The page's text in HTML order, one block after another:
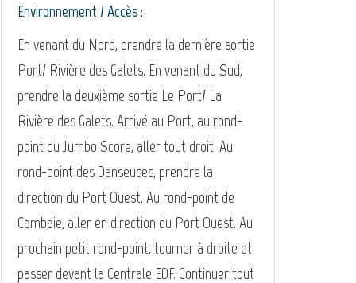
Environnement / Accès :
En venant du Nord, prendre la dernière sortie
Port/ Rivière des Galets. En venant du Sud,
prendre la deuxième sortie Le Port/ La
Rivière des Galets. Arrivé au Port, au rond-
point du Jumbo Score, aller tout droit. Au
rond-point des Danseuses, prendre la
direction du Port Ouest. Au rond-point de
Cambaie, aller en direction du Port Ouest. Au
prochain petit rond-point, tourner à droite et
passer devant la Centrale EDF. Continuer tout